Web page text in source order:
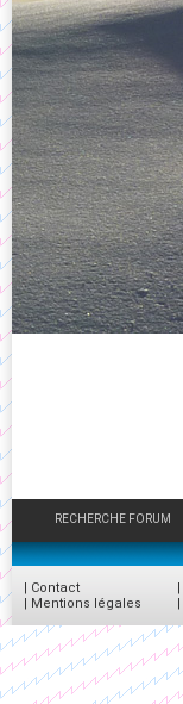
RECHERCHE FORUM
| Contact
| Mentions légales
|
|